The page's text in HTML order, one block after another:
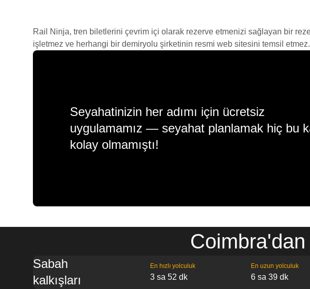
Rail Ninja, tren biletlerini çevrim içi olarak rezerve etmenizi sağlayan bir
işletmez ve herhangi bir demiryolu şirketinin resmi web sitesini temsil
Seyahatinizin her adımı için ücretsiz
uygulamamız — seyahat planlamak hiç bu
kolay olmamıştı!
Sabah
kalkışları
En hızlı yolculuk
3 sa 52 dk
En uzun yolculuk
6 sa 39 dk